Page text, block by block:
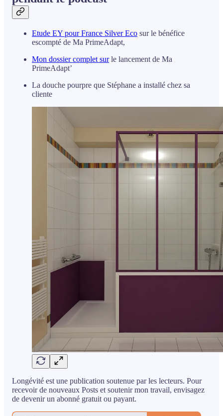
Etude EY pour France Silver Eco sur le bénéfice
escompté de Ma PrimeAdapt,
Mon dossier complet surle lancement de Ma
PrimeAdapt’
La douche pourpre que Stéphane a installé chez sa
cliente
Longévité est une publication soutenue par les lecteurs. Pour
recevoir de nouveaux Posts et soutenir mon travail, envisagez
de devenir un abonné gratuit ou payant.